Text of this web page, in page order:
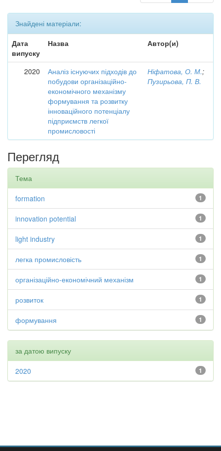
Знайдені матеріали:
Дата
випуску
Назва Автор(и)
2020
Аналіз існуючих підходів до
побудови організаційно-
економічного механізму
формування та розвитку
інноваційного потенціалу
підприємств легкої
промисловості
Ніфатова, О. М.;
Пузирьова, П. В.
Перегляд
Тема
1
formation
1
innovation potential
1
light industry
1
легка промисловість
1
організаційно-економічний механізм
1
розвиток
1
формування
за датою випуску
1
2020